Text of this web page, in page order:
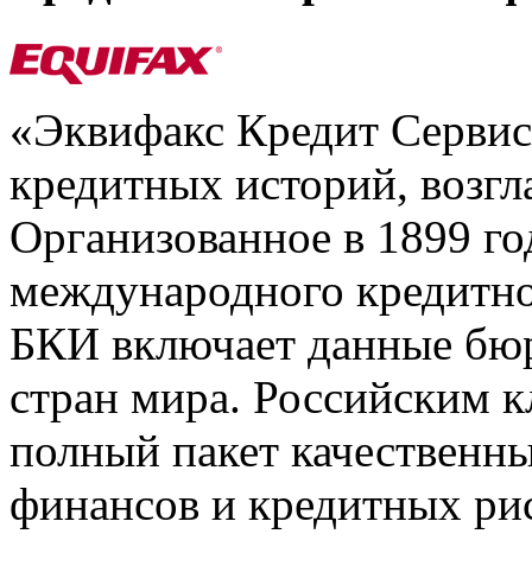
«Эквифакс Кредит
кредитных историй,
Организованное в 1899
международного
БКИ включает данные
стран мира. Российским
полный пакет
финансов и кредитных